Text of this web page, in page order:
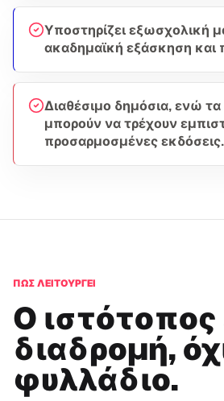
Υποστηρίζει εξωσχολική
ακαδημαϊκή εξάσκηση και
Διαθέσιμο δημόσια, ενώ τα
μπορούν να τρέχουν
προσαρμοσμένες εκδόσεις.
ΠΏΣ ΛΕΙΤΟΥΡΓΕΊ
Ο ιστότοπος
διαδρομή,
φυλλάδιο.